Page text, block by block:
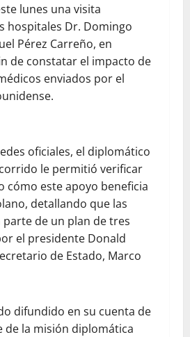
lunes una visita
hospitales Dr. Domingo
Pérez Carreño, en
de constatar el impacto de
enviados por el
oficiales, el diplomático
le permitió verificar
cómo este apoyo beneficia
detallando que las
de un plan de tres
el presidente Donald
de Estado, Marco
difundido en su cuenta de
de la misión diplomática